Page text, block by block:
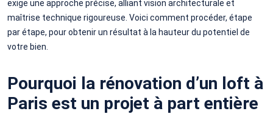
exige une approche précise, alliant vision architecturale et
maîtrise technique rigoureuse. Voici comment procéder, étape
par étape, pour obtenir un résultat à la hauteur du potentiel de
votre bien.
Pourquoi la rénovation d’un loft à
Paris est un projet à part entière